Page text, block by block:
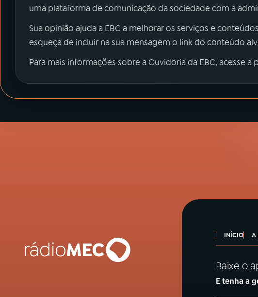
uma plataforma de comunicação da sociedade com a
Sua opinião ajuda a EBC a melhorar os serviços e
esqueça de incluir na sua mensagem o link do conteúdo
Para mais informações sobre a Ouvidoria da EBC, acesse a
INÍCIO A
Baixe o
E tenha a